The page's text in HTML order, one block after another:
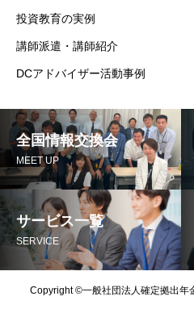
投資教育の実例
講師派遣・講師紹介
DCアドバイザー活動事例
全国情報交換会
MEET UP
サービス一覧
SERVICE
Copyright ©一般社団法人確定拠出年